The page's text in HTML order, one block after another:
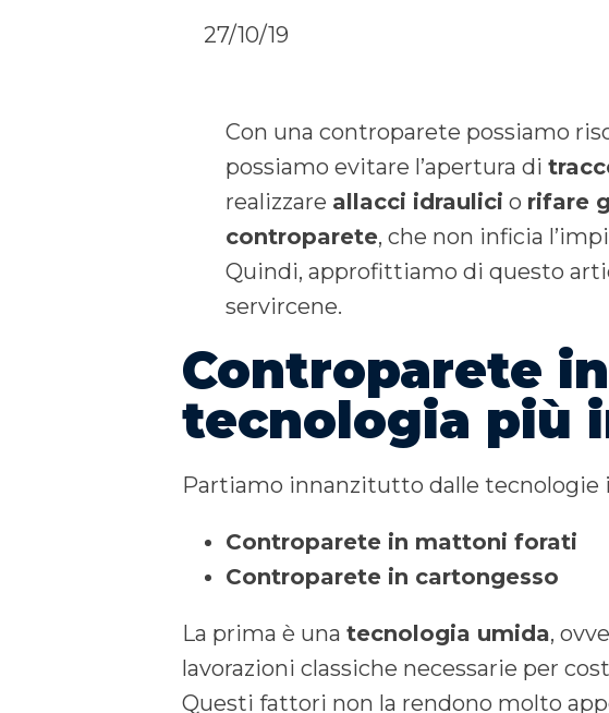
27/10/19
Con una controparete possiamo
possiamo evitare l’apertura di
realizzare allacci idraulici o rifare
controparete, che non inficia
Quindi, approfittiamo di questo
servircene.
Controparete
tecnologia più
Partiamo innanzitutto dalle tecnologie
Controparete in mattoni forati
Controparete in cartongesso
La prima è una tecnologia umida,
lavorazioni classiche necessarie per
Questi fattori non la rendono molto